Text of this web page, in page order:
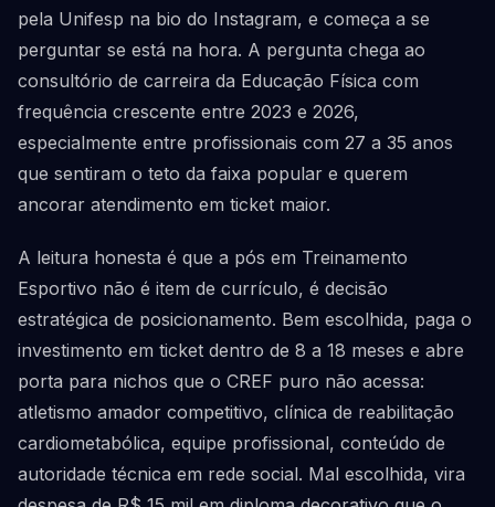
pela Unifesp na bio do Instagram, e começa a se
perguntar se está na hora. A pergunta chega ao
consultório de carreira da Educação Física com
frequência crescente entre 2023 e 2026,
especialmente entre profissionais com 27 a 35 anos
que sentiram o teto da faixa popular e querem
ancorar atendimento em ticket maior.
A leitura honesta é que a pós em Treinamento
Esportivo não é item de currículo, é decisão
estratégica de posicionamento. Bem escolhida, paga o
investimento em ticket dentro de 8 a 18 meses e abre
porta para nichos que o CREF puro não acessa:
atletismo amador competitivo, clínica de reabilitação
cardiometabólica, equipe profissional, conteúdo de
autoridade técnica em rede social. Mal escolhida, vira